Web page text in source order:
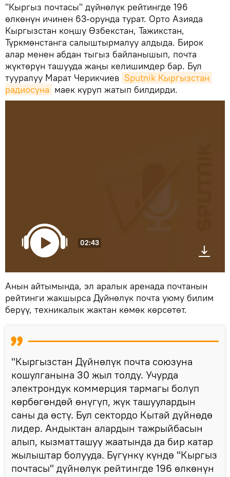
"Кыргыз почтасы" дүйнөлүк рейтингде 196
өлкөнүн ичинен 63-орунда турат. Орто Азияда
Кыргызстан коңшу Өзбекстан, Тажикстан,
Түркмөнстанга салыштырмалуу алдыда. Бирок
алар менен абдан тыгыз байланышып, почта
жүктөрүн ташууда жаңы келишимдер бар. Бул
тууралуу Марат Черикчиев Sputnik Кыргызстан
радиосуна маек куруп жатып билдирди.
02:43
Анын айтымында, эл аралык аренада почтанын
рейтинги жакшырса Дүйнөлүк почта уюму билим
берүү, техникалык жактан көмөк көрсөтөт.
"Кыргызстан Дүйнөлүк почта союзуна
кошулганына 30 жыл толду. Учурда
электрондук коммерция тармагы болуп
көрбөгөндөй өнүгүп, жүк ташуулардын
саны да өстү. Бул сектордо Кытай дүйнөдө
лидер. Андыктан алардын тажрыйбасын
алып, кызматташуу жаатында да бир катар
жылыштар болууда. Бүгүнкү күндө "Кыргыз
почтасы" дүйнөлүк рейтингде 196 өлкөнүн